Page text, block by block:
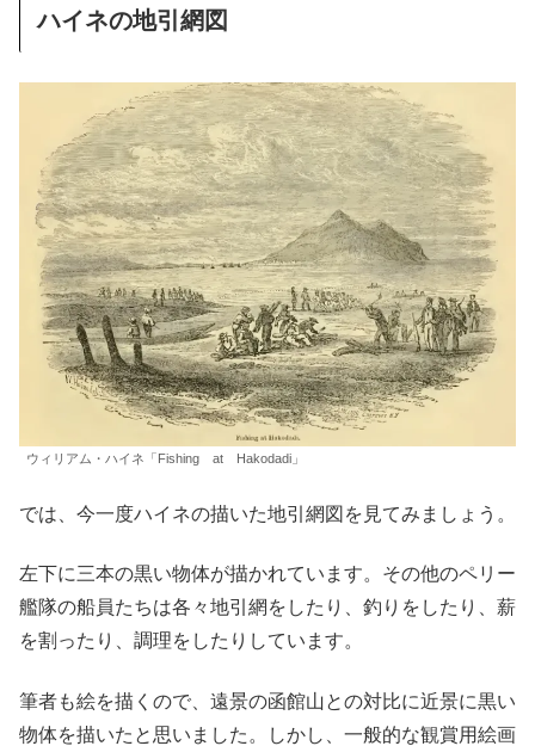
ハイネの地引網図
ウィリアム・ハイネ「Fishing at Hakodadi」
では、今一度ハイネの描いた地引網図を見てみましょう。
左下に三本の黒い物体が描かれています。その他のペリー
艦隊の船員たちは各々地引網をしたり、釣りをしたり、薪
を割ったり、調理をしたりしています。
筆者も絵を描くので、遠景の函館山との対比に近景に黒い
物体を描いたと思いました。しかし、一般的な観賞用絵画